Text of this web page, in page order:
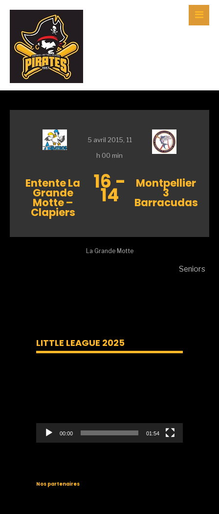
5 avril 2015, 11
h 00 min
Entente La
Grande
Motte –
Clapiers
16-
14 Montpellier
3
Barracudas
La Grande Motte
Seniors
LITTLE LEAGUE 2025
00:00 01:54
Nos partenaires